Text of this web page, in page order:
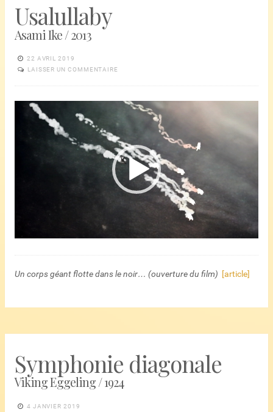
Usalullaby
Asami Ike / 2013
22 AVRIL 2019
LAISSER UN COMMENTAIRE
Lecteur
Un corps géant flotte dans le noir… (ouverture du film) [article]
Symphonie diagonale
Viking Eggeling / 1924
4 JANVIER 2019